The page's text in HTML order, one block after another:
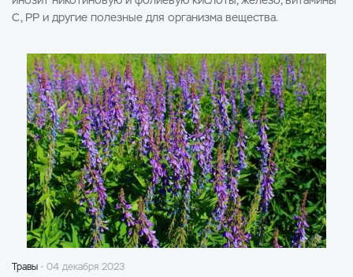
С, РР и другие полезные для организма вещества.
Травы 04 декабря 2023